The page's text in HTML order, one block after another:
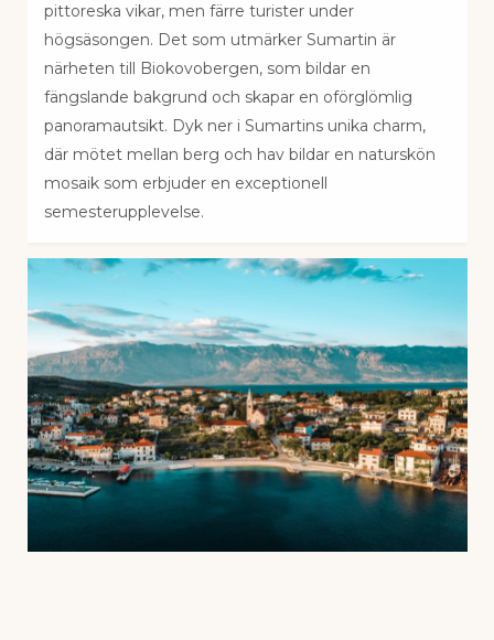
pittoreska vikar, men färre turister under
högsäsongen. Det som utmärker Sumartin är
närheten till Biokovobergen, som bildar en
fängslande bakgrund och skapar en oförglömlig
panoramautsikt. Dyk ner i Sumartins unika charm,
där mötet mellan berg och hav bildar en naturskön
mosaik som erbjuder en exceptionell
semesterupplevelse.